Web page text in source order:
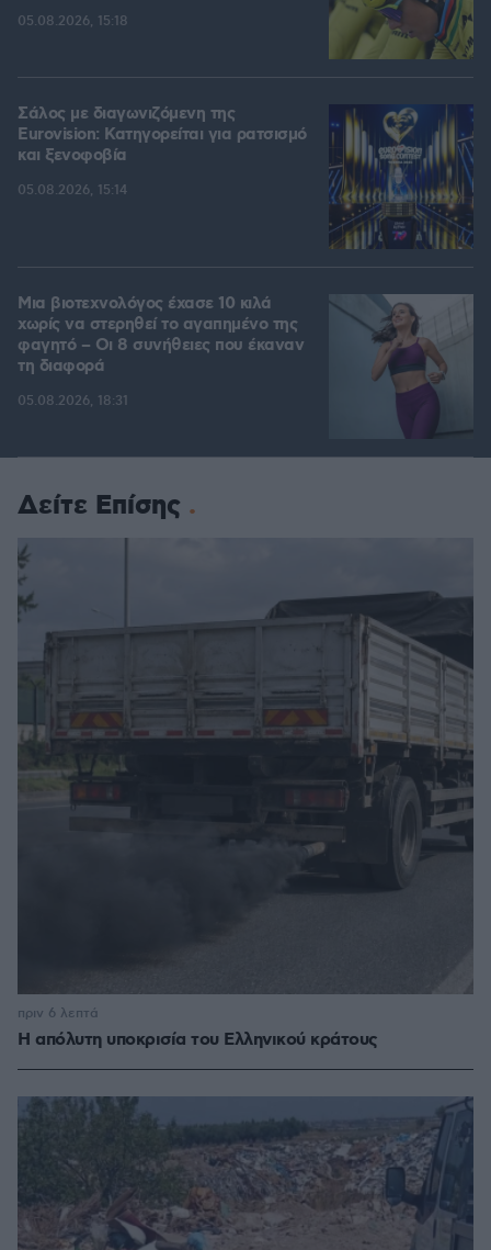
05.08.2026, 15:18
Σάλος με διαγωνιζόμενη της
Eurovision: Κατηγορείται για ρατσισμό
και ξενοφοβία
05.08.2026, 15:14
Μια βιοτεχνολόγος έχασε 10 κιλά
χωρίς να στερηθεί το αγαπημένο της
φαγητό – Οι 8 συνήθειες που έκαναν
τη διαφορά
05.08.2026, 18:31
Δείτε Επίσης
Η απόλυτη υποκρισία του Ελληνικού κράτους
πριν 6 λεπτά